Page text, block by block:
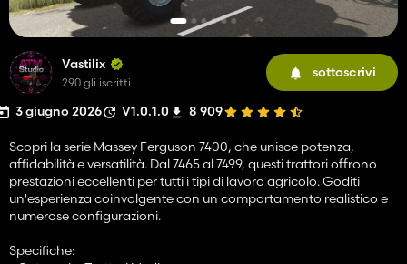
Vastilix
290 gli iscritti
sottoscrivi
3 giugno 2026 V1.0.1.0 8 909
Scopri la serie Massey Ferguson 7400, che unisce potenza,
affidabilità e versatilità. Dal 7465 al 7499, questi trattori offrono
prestazioni eccellenti per tutti i tipi di lavoro agricolo. Goditi
un'esperienza coinvolgente con un comportamento realistico e
numerose configurazioni.
Specifiche: